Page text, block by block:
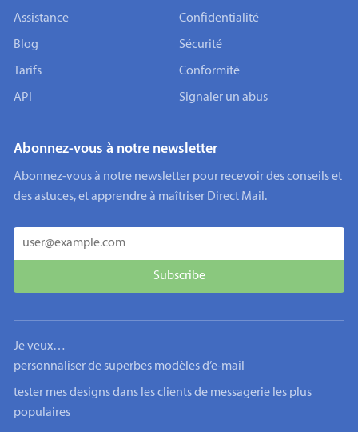
Assistance
Blog
Tarifs
API
Confidentialité
Sécurité
Conformité
Signaler un abus
Abonnez-vous à notre newsletter
Abonnez-vous à notre newsletter pour recevoir des conseils et
des astuces, et apprendre à maîtriser Direct Mail.
Je veux…
personnaliser de superbes modèles d’e-mail
tester mes designs dans les clients de messagerie les plus
populaires